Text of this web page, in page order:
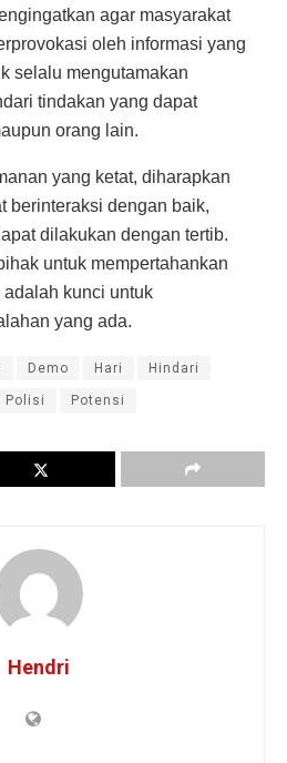
agar masyarakat
oleh informasi yang
selalu mengutamakan
tindakan yang dapat
orang lain.
yang ketat, diharapkan
berinteraksi dengan baik,
dilakukan dengan tertib.
untuk mempertahankan
kunci untuk
yang ada.
Demo Hari Hindari
Polisi Potensi
Hendri